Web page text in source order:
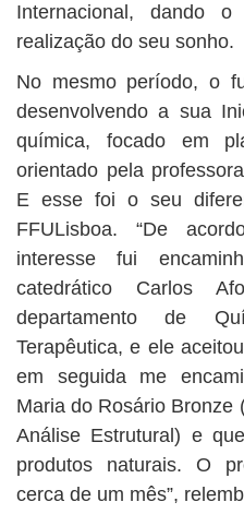
Internacional, dando
realização do seu sonho.
No mesmo período, o
desenvolvendo a sua
química, focado em
orientado pela
E esse foi o seu
FFULisboa. “De
interesse fui
catedrático Carlos
departamento de
Terapêutica, e ele
em seguida me
Maria do Rosário Bronze
Análise Estrutural) e
produtos naturais. O
cerca de um mês”,